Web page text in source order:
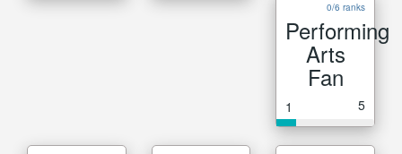
0/6 ranks
Performing
Arts
Fan
1 5